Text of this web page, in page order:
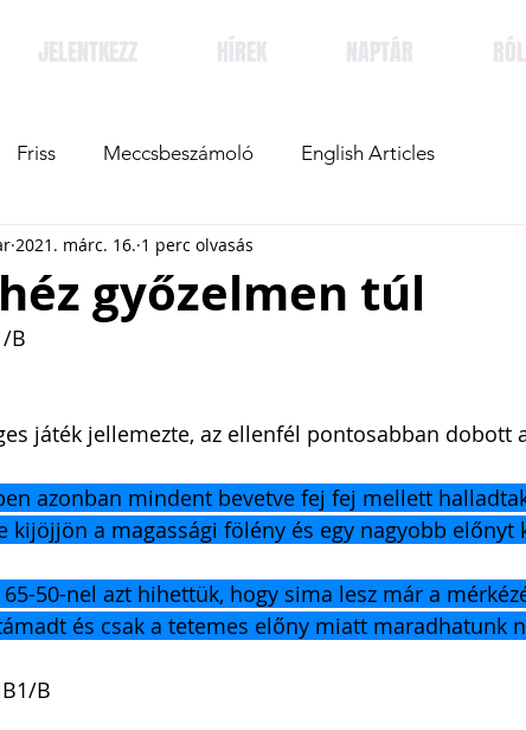
JELENTKEZZ HÍREK NAPTÁR
Friss Meccsbeszámoló English Articles
győzelmen túl
2021. márc. 16. 1 perc olvasás
B
játék jellemezte, az ellenfél pontosabban dobott
azonban mindent bevetve fej fej mellett
kijöjjön a magassági fölény és egy nagyobb előnyt
50-nel azt hihettük, hogy sima lesz már a
és csak a tetemes előny miatt maradhatunk
B